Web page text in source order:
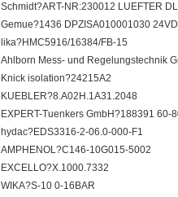
Schmidt?ART-NR:230012 LUEFTER
Gemue?1436 DPZISA010001030
lika?HMC5916/16384/FB-15
Ahlborn Mess- und Regelungstechnik
Knick isolation?24215A2
KUEBLER?8.A02H.1A31.2048
EXPERT-Tuenkers GmbH?188391 60-
hydac?EDS3316-2-06.0-000-F1
AMPHENOL?C146-10G015-5002
EXCELLO?X.1000.7332
WIKA?S-10 0-16BAR